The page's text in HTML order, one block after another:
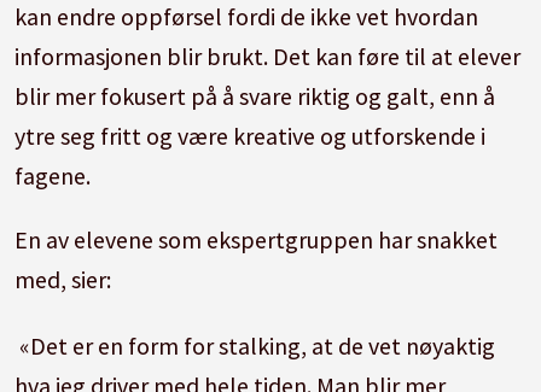
kan endre oppførsel fordi de ikke vet hvordan
informasjonen blir brukt. Det kan føre til at elever
blir mer fokusert på å svare riktig og galt, enn å
ytre seg fritt og være kreative og utforskende i
fagene.
En av elevene som ekspertgruppen har snakket
med, sier:
«Det er en form for stalking, at de vet nøyaktig
hva jeg driver med hele tiden. Man blir mer